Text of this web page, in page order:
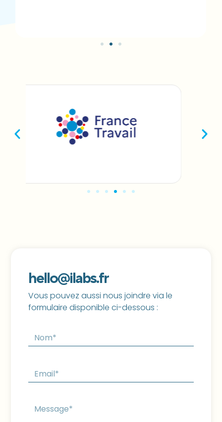
hello@ilabs.fr
Vous pouvez aussi nous joindre via le
formulaire disponible ci-dessous :